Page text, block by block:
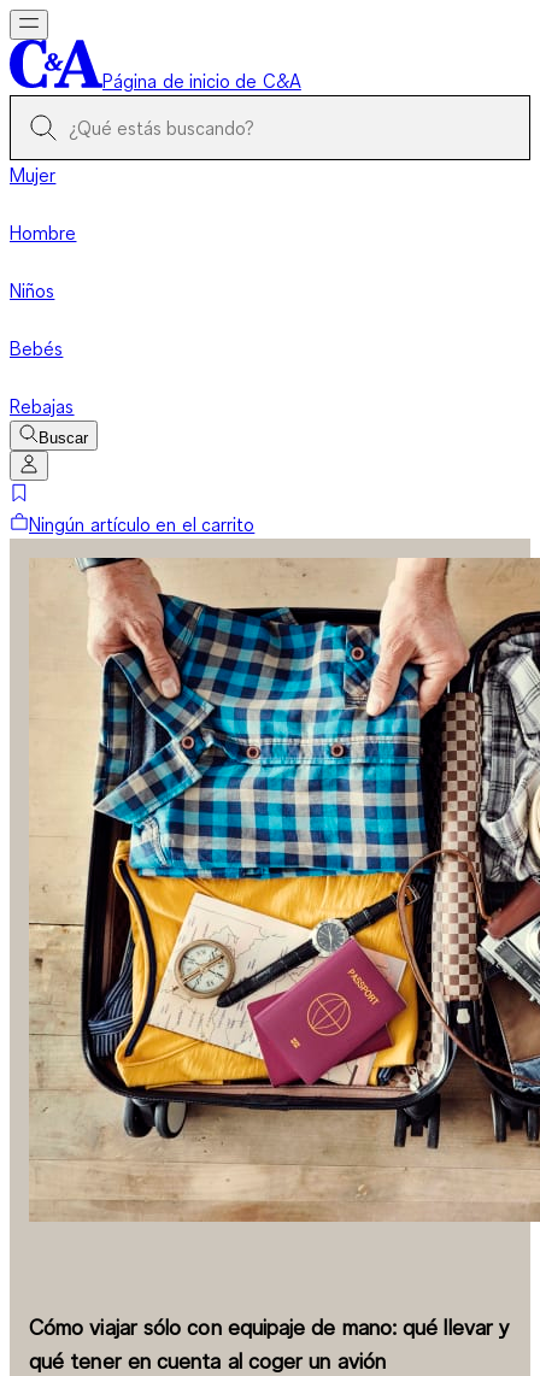
Página de inicio de C&A
Mujer
Hombre
Niños
Bebés
Rebajas
Buscar
Ningún artículo en el carrito
Cómo viajar sólo con equipaje de mano: qué llevar y
qué tener en cuenta al coger un avión